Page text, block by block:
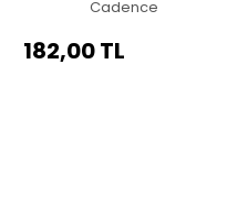
Cadence
182,00 TL